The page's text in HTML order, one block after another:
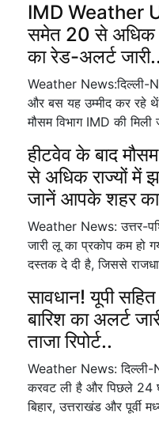
IMD Weather
समेत 20 से अधिक
का रेड-अलर्ट जारी..
Weather News:दिल्ली-
और बस यह उम्मीद कर रहे
मौसम विभाग IMD की मिली
हीटवेव के बाद
से अधिक राज्यों में
जानें आपके शहर का
Weather News: उत्तर-
जारी लू का प्रकोप कम हो
दस्तक दे दी है, जिससे
सावधान! यूपी
बारिश का अलर्ट
ताजा रिपोर्ट..
Weather News:
करवट ली है और पिछले 24
बिहार, उत्तराखंड और पूर्वी